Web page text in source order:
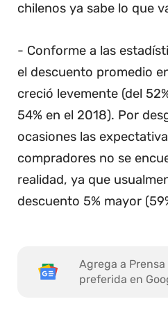
chilenos ya sabe lo que
- Conforme a las
el descuento promedio
creció levemente (del
54% en el 2018). Por
ocasiones las
compradores no se
realidad, ya que
descuento 5% mayor
Agrega a
preferida en